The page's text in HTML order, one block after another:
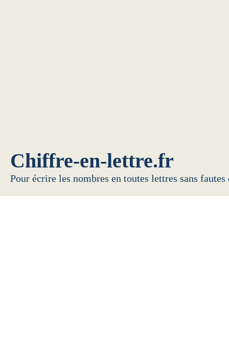
Chiffre-en-lettre.fr
Pour écrire les nombres en toutes lettres sans